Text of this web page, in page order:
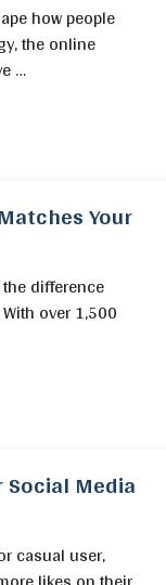
how people
the online
…
Your
difference
over 1,500
Social Media
casual user,